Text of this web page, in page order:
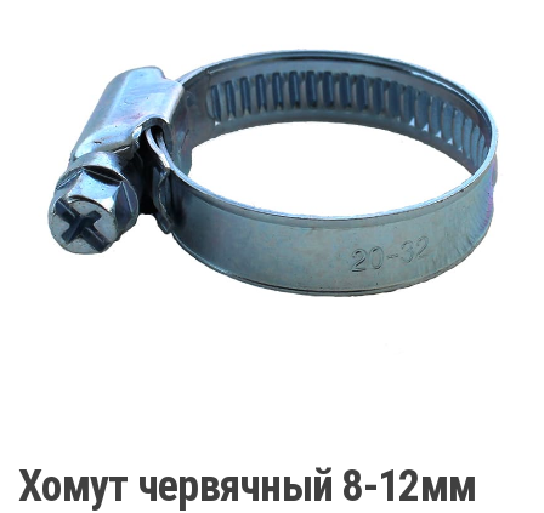
Хомут червячный 8-12мм